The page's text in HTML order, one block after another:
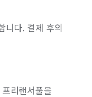
니다. 결제 후의
리랜서풀을